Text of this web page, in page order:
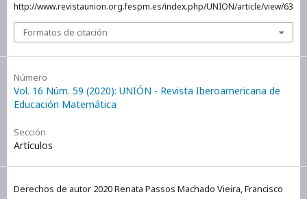
http://www.revistaunion.org.fespm.es/index.php/UNION/article/view/63
Formatos de citación
Número
Vol. 16 Núm. 59 (2020): UNIÓN - Revista Iberoamericana de
Educación Matemática
Sección
Artículos
Derechos de autor 2020 Renata Passos Machado Vieira, Francisco